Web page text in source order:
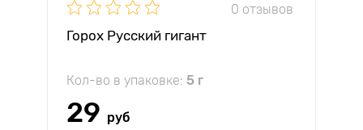
0 отзывов
Горох Русский гигант
Кол-во в упаковке: 5 г
29 руб